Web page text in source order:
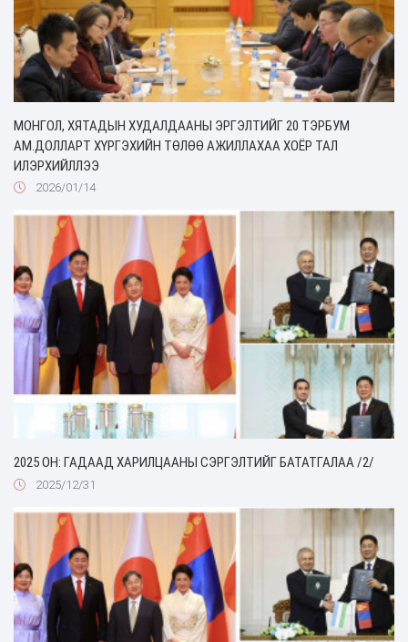
МОНГОЛ, ХЯТАДЫН ХУДАЛДААНЫ ЭРГЭЛТИЙГ 20 ТЭРБУМ
АМ.ДОЛЛАРТ ХҮРГЭХИЙН ТӨЛӨӨ АЖИЛЛАХАА ХОЁР ТАЛ
ИЛЭРХИЙЛЛЭЭ
2026/01/14
2025 ОН: ГАДААД ХАРИЛЦААНЫ СЭРГЭЛТИЙГ БАТАТГАЛАА /2/
2025/12/31